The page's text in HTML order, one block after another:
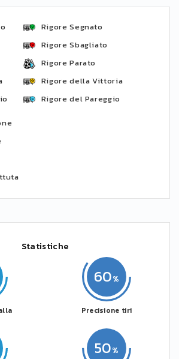
Rigore Segnato
Rigore Sbagliato
Rigore Parato
Rigore della Vittoria
Rigore del Pareggio
Statistiche
50
60
Precisione tiri